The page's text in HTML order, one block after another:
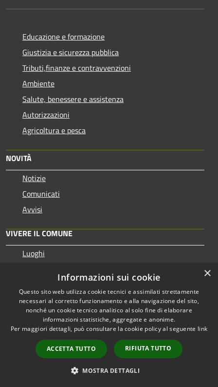
Educazione e formazione
Giustizia e sicurezza pubblica
Tributi,finanze e contravvenzioni
Ambiente
Salute, benessere e assistenza
Autorizzazioni
Agricoltura e pesca
NOVITÀ
Notizie
Comunicati
Avvisi
VIVERE IL COMUNE
Luoghi
CONTATTI
Comune di Paternò
Parco del Sole 22, zona Ardizzone 95047 Paternò (CT)
Codice Fiscale: 00243770872
Partita IVA: 00243770872
ass.segreteria@cert.comune.paterno.ct.it
×
Informazioni sui cookie
Questo sito web utilizza cookie tecnici e assimilati strettamente
necessari al corretto funzionamento e alla navigazione del sito,
nonché un cookie tecnico analitico al solo fine di elaborare
informazioni statistiche, aggregate e anonime.
Per maggiori dettagli, può consultare la cookie policy al seguente link
ACCETTA TUTTO RIFIUTA TUTTO
MOSTRA DETTAGLI